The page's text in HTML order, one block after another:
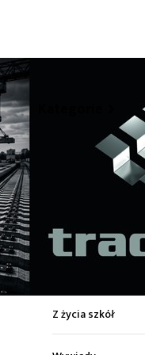
Z życia miasta
Kultura
Z życia szkół